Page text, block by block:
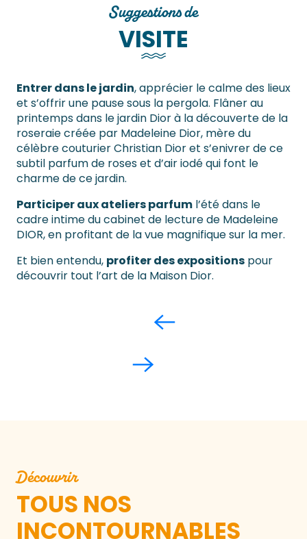
Suggestions de
VISITE
Entrer dans le jardin, apprécier le calme des lieux
et s’offrir une pause sous la pergola. Flâner au
printemps dans le jardin Dior à la découverte de la
roseraie créée par Madeleine Dior, mère du
célèbre couturier Christian Dior et s’enivrer de ce
subtil parfum de roses et d’air iodé qui font le
charme de ce jardin.
Participer aux ateliers parfum l’été dans le
cadre intime du cabinet de lecture de Madeleine
DIOR, en profitant de la vue magnifique sur la mer.
Et bien entendu, profiter des expositions pour
découvrir tout l’art de la Maison Dior.
Découvrir
TOUS NOS
INCONTOURNABLES